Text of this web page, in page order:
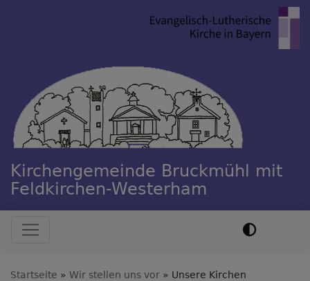
Kirchengemeinde Bruckmühl mit
Feldkirchen-Westerham
Hauptnavigation
Startseite Wir stellen uns vor Unsere Kirchen